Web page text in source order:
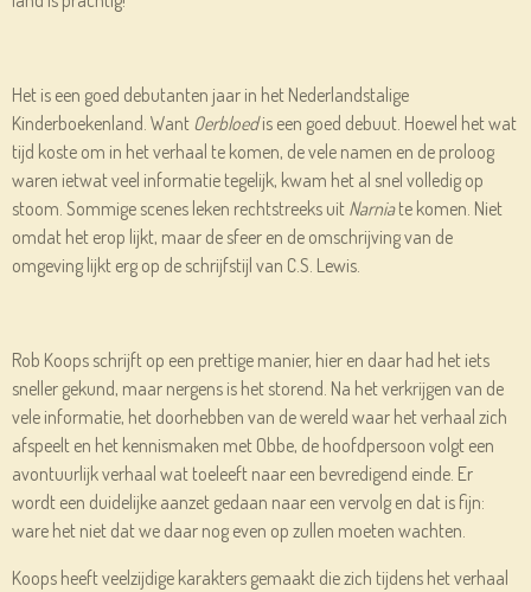
Het is een goed debutanten jaar in het Nederlandstalige
Kinderboekenland. Want Oerbloedis een goed debuut. Hoewel het wat
tijd koste om in het verhaal te komen, de vele namen en de proloog
waren ietwat veel informatie tegelijk, kwam het al snel volledig op
stoom. Sommige scenes leken rechtstreeks uit Narniate komen. Niet
omdat het erop lijkt, maar de sfeer en de omschrijving van de
omgeving lijkt erg op de schrijfstijl van C.S. Lewis.
Rob Koops schrijft op een prettige manier, hier en daar had het iets
sneller gekund, maar nergens is het storend. Na het verkrijgen van de
vele informatie, het doorhebben van de wereld waar het verhaal zich
afspeelt en het kennismaken met Obbe, de hoofdpersoon volgt een
avontuurlijk verhaal wat toeleeft naar een bevredigend einde. Er
wordt een duidelijke aanzet gedaan naar een vervolg en dat is fijn:
ware het niet dat we daar nog even op zullen moeten wachten.
Koops heeft veelzijdige karakters gemaakt die zich tijdens het verhaal